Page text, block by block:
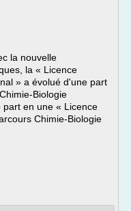
la nouvelle
la « Licence
» a évolué d'une part
Biologie
en une « Licence
Chimie-Biologie